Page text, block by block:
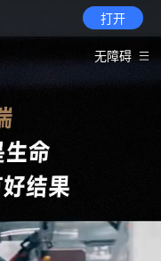
打开
无障碍